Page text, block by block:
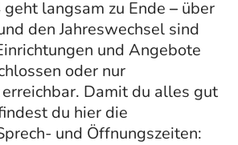
langsam zu Ende – über
den Jahreswechsel sind
und Angebote
oder nur
Damit du alles gut
du hier die
und Öffnungszeiten: